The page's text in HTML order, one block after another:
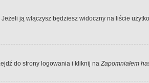
ją włączysz będziesz widoczny na liście
do strony logowania i kliknij naZapomniałem